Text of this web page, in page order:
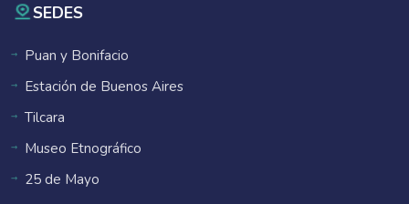
SEDES
Puan y Bonifacio
Estación de Buenos Aires
Tilcara
Museo Etnográfico
25 de Mayo